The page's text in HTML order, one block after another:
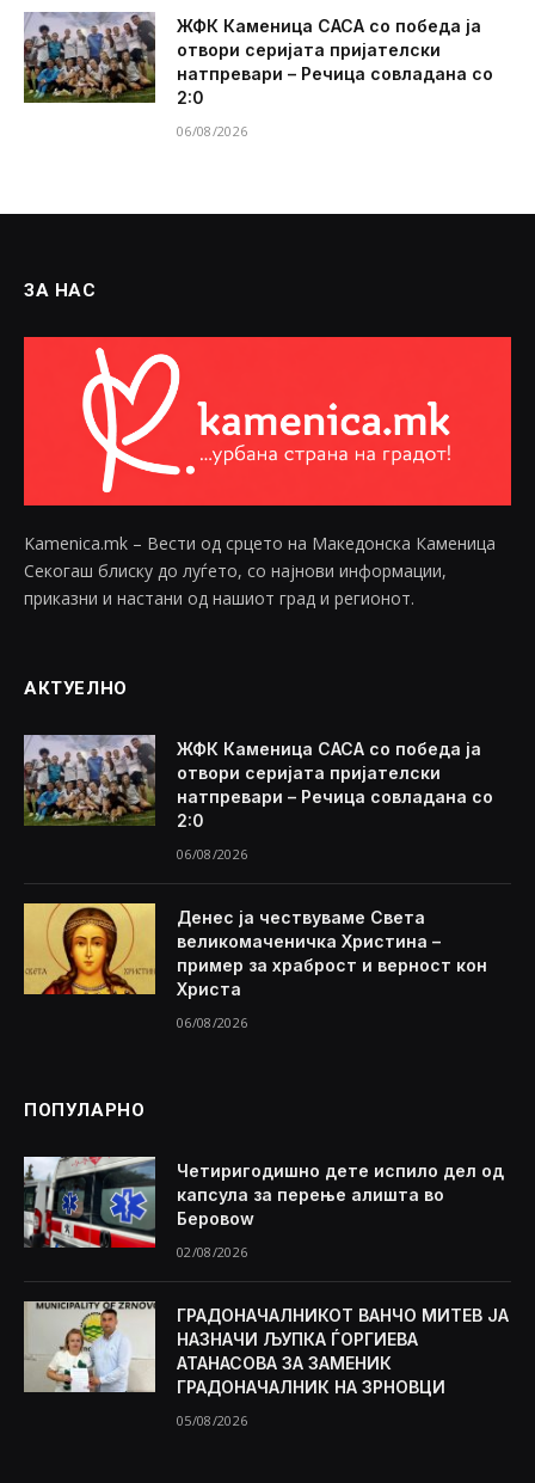
ЖФК Каменица САСА со победа ја
отвори серијата пријателски
натпревари – Речица совладана со
2:0
06/08/2026
ЗА НАС
Kamenica.mk – Вести од срцето на Македонска Каменица
Секогаш блиску до луѓето, со најнови информации,
приказни и настани од нашиот град и регионот.
АКТУЕЛНО
ЖФК Каменица САСА со победа ја
отвори серијата пријателски
натпревари – Речица совладана со
2:0
06/08/2026
Денес ја чествуваме Света
великомаченичка Христина –
пример за храброст и верност кон
Христа
06/08/2026
ПОПУЛАРНО
Четиригодишно дете испило дел од
капсула за перење алишта во
Беровоw
02/08/2026
ГРАДОНАЧАЛНИКОТ ВАНЧО МИТЕВ ЈА
НАЗНАЧИ ЉУПКА ЃОРГИЕВА
АТАНАСОВА ЗА ЗАМЕНИК
ГРАДОНАЧАЛНИК НА ЗРНОВЦИ
05/08/2026